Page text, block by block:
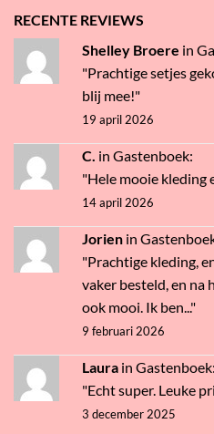
RECENTE REVIEWS
Shelley Broere in
"Prachtige setjes
blij mee!"
19 april 2026
C. in Gastenboek:
"Hele mooie kleding
14 april 2026
Jorien in
"Prachtige kleding,
vaker besteld, en na
ook mooi. Ik ben..."
9 februari 2026
Laura in Gastenboek:
"Echt super. Leuke
3 december 2025